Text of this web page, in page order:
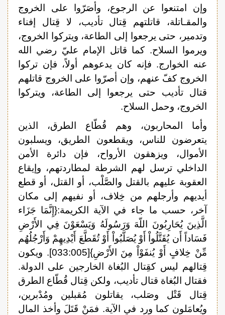
وإن امتنعوا عن الرجوع، وأصَرّوا على الخروج
والمقـاتلة، قاتلتهم قِتال تأديب، لا قِتال إفناء
وتدمير، حتى يرجعوا إلى الطاعة، ويتركوا الخروج،
ويرموا السلاح. كما قاتل الإمام عليّ رضي الله
عنه الخوارج. فإنه كان يدعوهم أولاً، فإن تركوا
الخروج كفّ عنهم، وإن أصرّوا على الخروج قاتلهم
قتال تأديب حتى يرجعوا إلى الطاعة، ويتركوا
الخروج، وحمل السلاح.
وأما المحاربون، وهم قُطّاع الطرق، الذين
يتعرضون للناس، ويقطعون الطريق، ويسلبون
الأموال، ويزهقون الأرواح، فإن دائرة الأمن
الداخلي ترسل لهم الشرطة لمطاردتهم، وإيقاع
العقوبة عليهم بالقتل والصَّلْب، أو القتل، أو قطع
أيديهم وأرجلهم من خِلاف، أو نفيهم إلى مكان
آخر، حسب ما جاء في الآية الكريمة:{إِنَّمَا جَزَاء
الَّذِينَ يُحَارِبُونَ اللّهَ وَرَسُولَهُ وَيَسْعَوْنَ فِي الأَرْضِ
فَسَاداً أَن يُقَتَّلُواْ أَوْ يُصَلَّبُواْ أَوْ تُقَطَّعَ أَيْدِيهِمْ وَأَرْجُلُهُم
مِّنْ خِلافٍ أَوْ يُنفَوْاْ مِنَ الأَرْضِ}[033:005]. ويكون
قِتالهم ليس كقِتال البُغاة الخارجين على الدولة.
فقتال البُغاة قتال تأديب، ولكن قِتال قُطّاع الطرق
قِتال قَتْل وصَلب، يقاتلون مُقبلين ومُدْبرين،
ويُعامَلون كما ورد في الآية. فمَنْ قَتَلَ وأخذ المال